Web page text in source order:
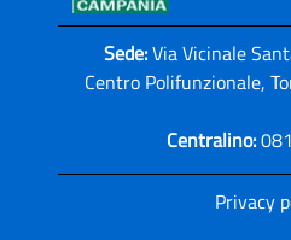
Sede:Via Vicinale
Centro Polifunzionale,
Centralino:
Privacy